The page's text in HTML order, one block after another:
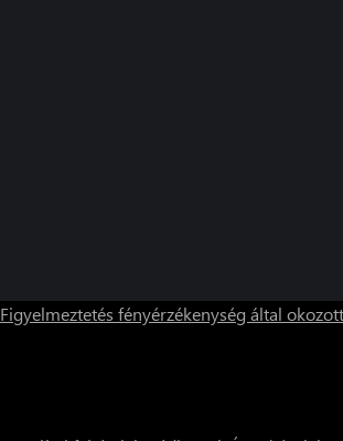
Figyelmeztetés fényérzékenység által